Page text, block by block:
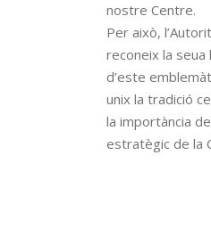
nostre Centre.
Per això,
reconeix la
d’este
unix la tradició
la importància
estratègic de la